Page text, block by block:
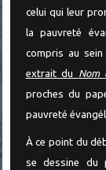
celui qui leur
la pauvreté
compris au
extrait du Nom
proches du
pauvreté
À ce point du
se dessine du